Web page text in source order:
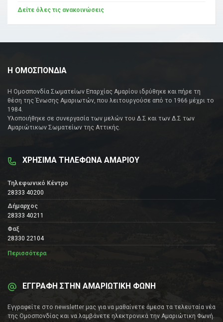
Δείτε όλες τις ανακοινώσεις
Η ΟΜΟΣΠΟΝΔΙΑ
Η Ομοσπονδία Σωματείων Επαρχίας Αμαρίου ιδρύθηκε και πήρε τη
θέση της Ένωσης Αμαριωτών, που λειτουργούσε από το 1966 μέχρι το
1984.
Υλοποιήθηκε σε συνεργασία των μελών του Δ.Σ και των Δ.Σ των
Αμαριώτικων Σωματείων της Αττικής.
ΧΡΗΣΙΜΑ ΤΗΛΕΦΩΝΑ ΑΜΑΡΙΟΥ
Τηλεφωνικό Κέντρο
28333 40200
Δήμαρχος
28333 40211
Φαξ
28330 22104
Περισσότερα
ΕΓΓΡΑΦΗ ΣΤΗΝ ΑΜΑΡΙΩΤΙΚΗ ΦΩΝΗ
Εγγραφείτε στο newsletter μας για να μαθαίνετε άμεσα τα τελευταία νέα
της Ομοσπονδίας και να λαμβάνετε ηλεκτρονικά την Αμαριώτικη Φωνή.